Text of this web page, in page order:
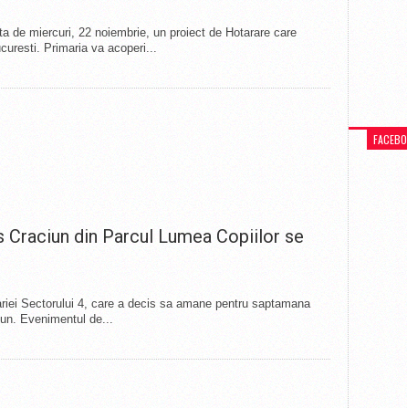
de miercuri, 22 noiembrie, un proiect de Hotarare care
Primaria va acoperi...
Craciun din Parcul Lumea Copiilor se
Sectorului 4, care a decis sa amane pentru saptamana
Evenimentul de...